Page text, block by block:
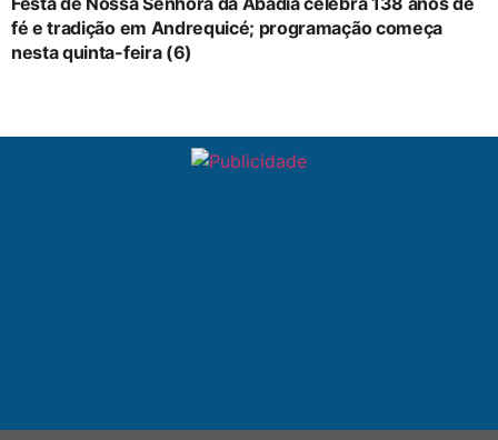
fé e tradição em Andrequicé; programação começa
nesta quinta-feira (6)